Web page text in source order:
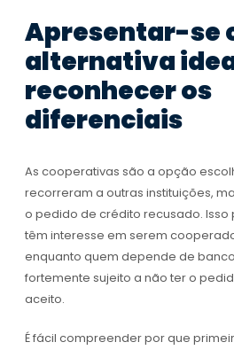
Apresentar-se
alternativa
reconhecer os
diferenciais
As cooperativas são a opção
recorreram a outras instituições,
o pedido de crédito recusado.
têm interesse em serem
enquanto quem depende de
fortemente sujeito a não ter o
aceito.
É fácil compreender por que